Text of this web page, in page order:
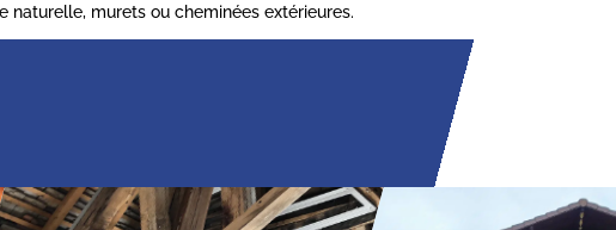
naturelle, murets ou cheminées extérieures.